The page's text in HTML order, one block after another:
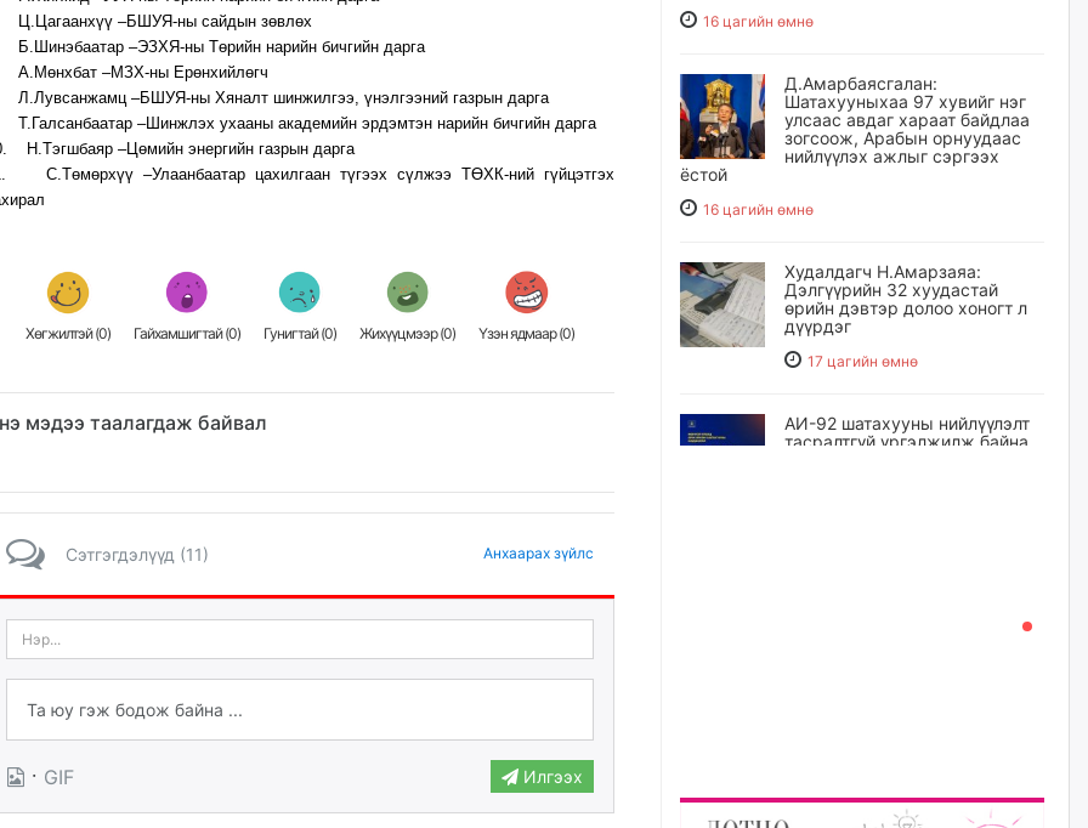
Ц.Цагаанхүү –БШУЯ-ны сайдын зөвлөх
Б.Шинэбаатар –ЭЗХЯ-ны Төрийн нарийн бичгийн дарга
А.Мөнхбат –МЗХ-ны Ерөнхийлөгч
Л.Лувсанжамц –БШУЯ-ны Хяналт шинжилгээ, үнэлгээний газрын дарга
Т.Галсанбаатар –Шинжлэх ухааны академийн эрдэмтэн нарийн бичгийн дарга
Н.Тэгшбаяр –Цөмийн энергийн газрын дарга
С.Төмөрхүү –Улаанбаатар цахилгаан түгээх сүлжээ ТӨХК-ний гүйцэтгэх
Хөгжилтэй (0) Гайхамшигтай (0) Гунигтай (0) Жихүүцмээр (0) Үзэн ядмаар (0)
мэдээ таалагдаж байвал
Сэтгэгдэлүүд (11) Анхаарах зүйлс
· GIF Илгээх
16 цагийн өмнө
Д.Амарбаясгалан:
Шатахууныхаа 97 хувийг нэг
улсаас авдаг хараат байдлаа
зогсоож, Арабын орнуудаас
нийлүүлэх ажлыг сэргээх
ёстой
16 цагийн өмнө
Худалдагч Н.Амарзаяа:
Дэлгүүрийн 32 хуудастай
өрийн дэвтэр долоо хоногт л
дүүрдэг
17 цагийн өмнө
АИ-92 шатахууны нийлүүлэлт
тасралтгүй үргэлжилж байна